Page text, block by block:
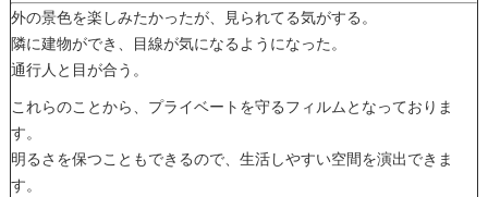
外の景色を楽しみたかったが、見られてる気がする。
隣に建物ができ、目線が気になるようになった。
通行人と目が合う。
これらのことから、プライベートを守るフィルムとなっておりま
す。
明るさを保つこともできるので、生活しやすい空間を演出できま
す。